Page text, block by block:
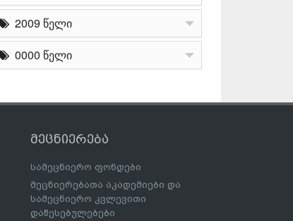
2009 წელი
0000 წელი
მეცნიერება
სამეცნიერო ფონდები
მეცნიერებათა აკადემიები და
სამეცნიერო კვლევითი
დაწესებულებები